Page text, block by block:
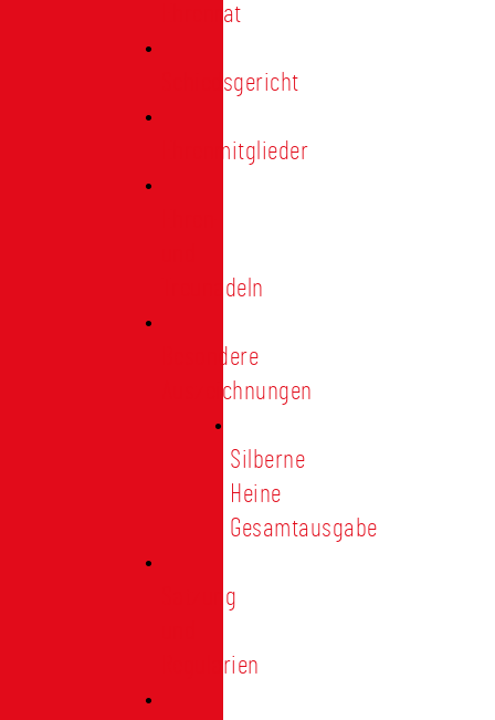
Ehrenrat
Schiedsgericht
Ehrenmitglieder
Treunadeln
Besondere
Auszeichnungen
Silberne
Heine
Gesamtausgabe
Satzung
Regularien